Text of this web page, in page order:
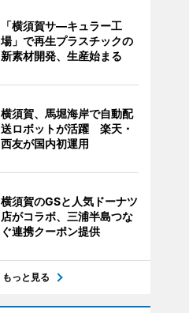
「横須賀サ―キュラー工
場」で再生プラスチックの
新素材開発、生産始まる
横須賀、馬堀海岸で自動配
送ロボットが活躍 楽天・
西友が国内初運用
横須賀のGSと人気ドーナツ
店がコラボ、三浦半島つな
ぐ連携クーポン提供
もっと見る